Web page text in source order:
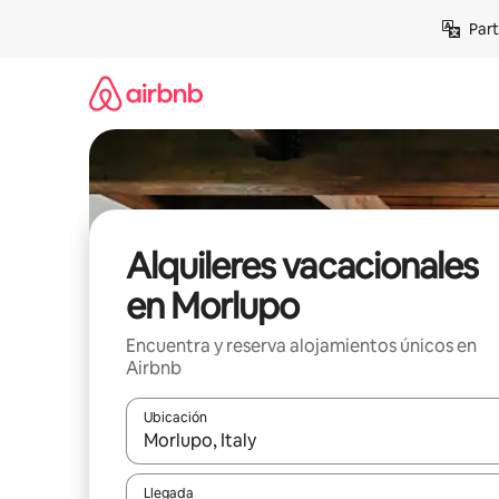
Alquileres vacacionales
en Morlupo
Encuentra y reserva alojamientos únicos en
Airbnb
Ubicación
Cuando los resultados estén disponibles,
Llegada